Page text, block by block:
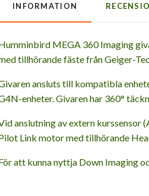
INFORMATION
MEGA 360 Imaging
tillhörande fäste från Geiger-
ansluts till kompatibla
enheter. Givaren har 360°
anslutning av extern kurssensor
Link motor med tillhörande
att kunna nyttja Down Imaging